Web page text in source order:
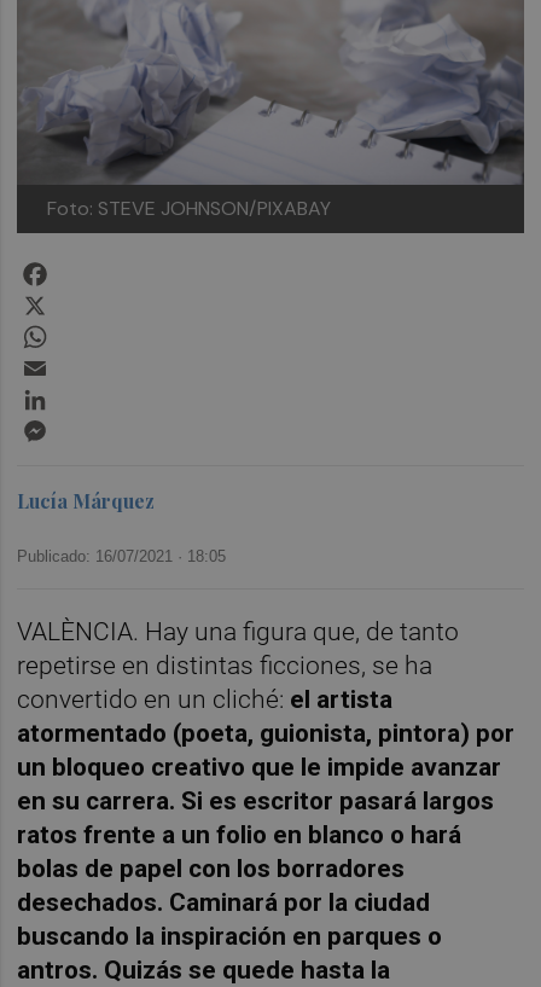
Foto: STEVE JOHNSON/PIXABAY
Lucía Márquez
Publicado: 16/07/2021 · 18:05
VALÈNCIA. Hay una figura que, de tanto
repetirse en distintas ficciones, se ha
convertido en un cliché: el artista
atormentado (poeta, guionista, pintora) por
un bloqueo creativo que le impide avanzar
en su carrera. Si es escritor pasará largos
ratos frente a un folio en blanco o hará
bolas de papel con los borradores
desechados. Caminará por la ciudad
buscando la inspiración en parques o
antros. Quizás se quede hasta la